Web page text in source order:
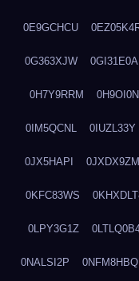
0E9GCHCU
0G363XJW 0GI31E0A
0H7Y9RRM
0IM5QCNL 0IUZL33Y
0JX5HAPI 0JXDX9ZM
0KFC83WS
0LPY3G1Z
0NALSI2P 0NFM8HBQ